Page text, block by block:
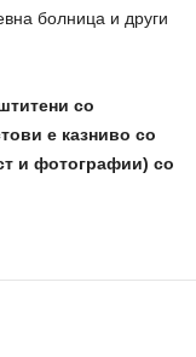
болница и други
со
е казниво со
и фотографии) со